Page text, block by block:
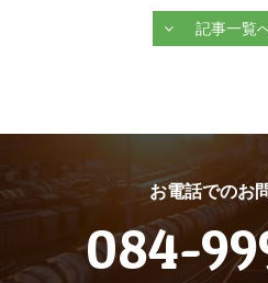
記事一覧
お電話でのお
084-